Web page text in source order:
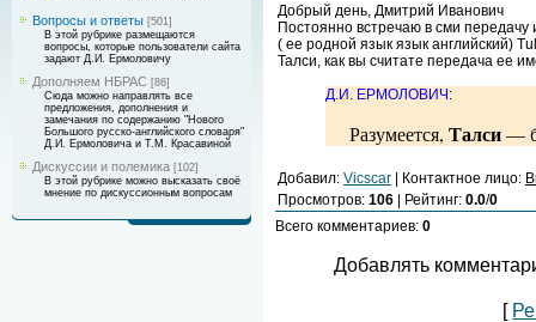
Вопросы и ответы [501]
В этой рубрике размещаются
вопросы, которые пользователи сайта
задают Д.И. Ермоловичу
Дополняем НБРАС [86]
Сюда можно направлять все
предложения, дополнения и
замечания по содержанию "Нового
Большого русско-английского словаря"
Д.И. Ермоловича и Т.М. Красавиной
Дискуссии и полемика [102]
В этой рубрике можно высказать своё
мнение по дискуссионным вопросам
Добрый день, Дмитрий Иванович
Постоянно встречаю в сми передачу
( ее родной язык язык английский)
Талси, как вы считате передача ее
Д.И. ЕРМОЛОВИЧ:
Разумеется, Талси—
Добавил: Vicscar | Контактное лицо:
Просмотров: 106 | Рейтинг: 0.0/0
Всего комментариев: 0
Добавлять
[